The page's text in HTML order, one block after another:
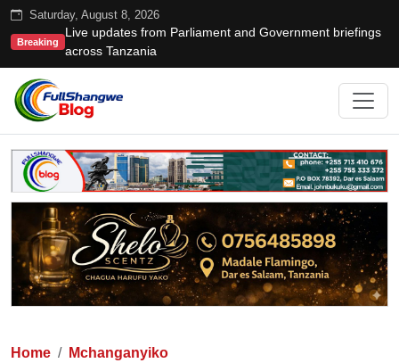
Saturday, August 8, 2026
Breaking
Live updates from Parliament and Government briefings
across Tanzania
Home Mchanganyiko